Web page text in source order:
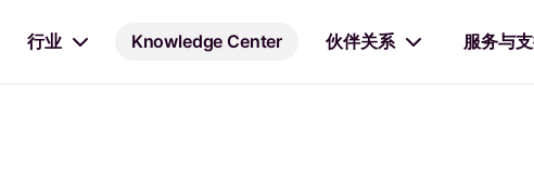
行业 Knowledge Center 伙伴关系 服务与